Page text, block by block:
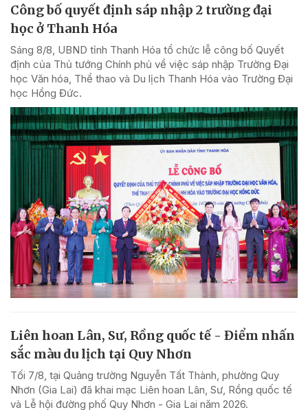
Công bố quyết định sáp nhập 2 trường đại
học ở Thanh Hóa
Sáng 8/8, UBND tỉnh Thanh Hóa tổ chức lễ công bố Quyết
định của Thủ tướng Chính phủ về việc sáp nhập Trường Đại
học Văn hóa, Thể thao và Du lịch Thanh Hóa vào Trường Đại
học Hồng Đức.
Liên hoan Lân, Sư, Rồng quốc tế - Điểm nhấn
sắc màu du lịch tại Quy Nhơn
Tối 7/8, tại Quảng trường Nguyễn Tất Thành, phường Quy
Nhơn (Gia Lai) đã khai mạc Liên hoan Lân, Sư, Rồng quốc tế
và Lễ hội đường phố Quy Nhơn - Gia Lai năm 2026.